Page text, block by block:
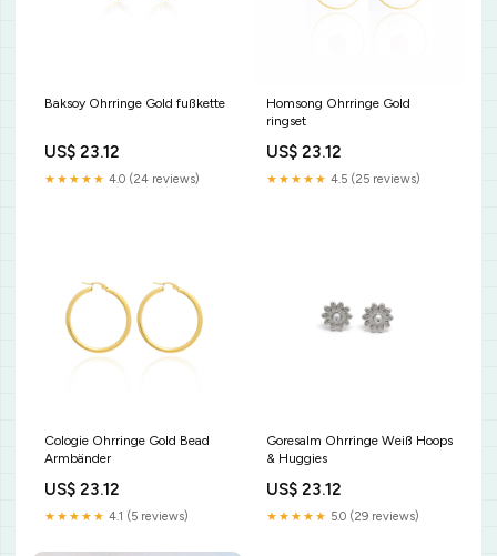
Baksoy Ohrringe Gold fußkette
US$ 23.12
★★★★★ 4.0 (24 reviews)
Homsong Ohrringe Gold
ringset
US$ 23.12
★★★★★ 4.5 (25 reviews)
Cologie Ohrringe Gold Bead
Armbänder
US$ 23.12
★★★★★ 4.1 (5 reviews)
Goresalm Ohrringe Weiß Hoops
& Huggies
US$ 23.12
★★★★★ 5.0 (29 reviews)